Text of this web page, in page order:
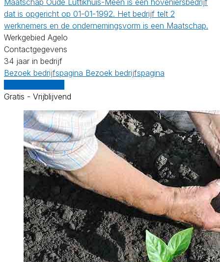
dat is opgericht op 01-01-1992. Het bedrijf telt 2
werknemers en de ondernemingsvorm is een Maatschap.
Werkgebied Agelo
Contactgegevens
34 jaar in bedrijf
Bezoek bedrijfspagina Bezoek bedrijfspagina
Gratis - Vrijblijvend